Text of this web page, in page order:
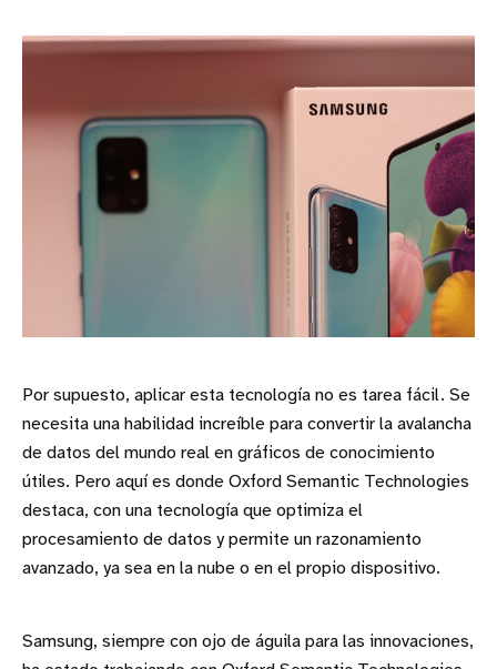
Por supuesto, aplicar esta tecnología no es tarea fácil. Se
necesita una habilidad increíble para convertir la avalancha
de datos del mundo real en gráficos de conocimiento
útiles. Pero aquí es donde Oxford Semantic Technologies
destaca, con una tecnología que optimiza el
procesamiento de datos y permite un razonamiento
avanzado, ya sea en la nube o en el propio dispositivo.
Samsung, siempre con ojo de águila para las innovaciones,